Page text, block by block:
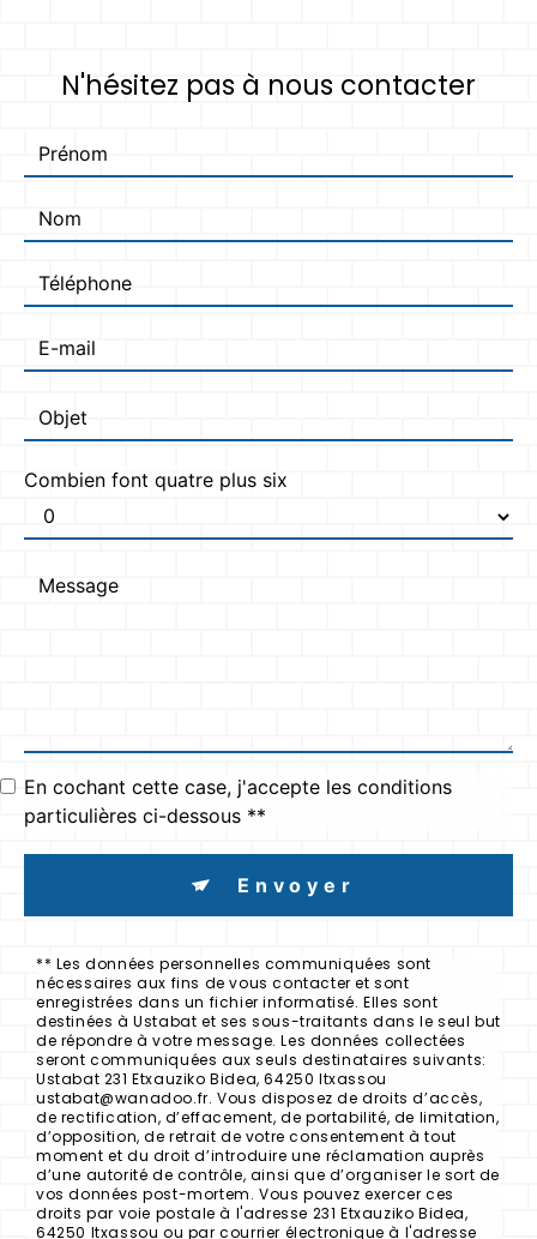
N'hésitez pas à nous contacter
Combien font quatre plus six
En cochant cette case, j'accepte les conditions
particulières ci-dessous **
Envoyer
** Les données personnelles communiquées sont
nécessaires aux fins de vous contacter et sont
enregistrées dans un fichier informatisé. Elles sont
destinées à Ustabat et ses sous-traitants dans le seul but
de répondre à votre message. Les données collectées
seront communiquées aux seuls destinataires suivants:
Ustabat 231 Etxauziko Bidea, 64250 Itxassou
ustabat@wanadoo.fr. Vous disposez de droits d’accès,
de rectification, d’effacement, de portabilité, de limitation,
d’opposition, de retrait de votre consentement à tout
moment et du droit d’introduire une réclamation auprès
d’une autorité de contrôle, ainsi que d’organiser le sort de
vos données post-mortem. Vous pouvez exercer ces
droits par voie postale à l'adresse 231 Etxauziko Bidea,
64250 Itxassou ou par courrier électronique à l'adresse